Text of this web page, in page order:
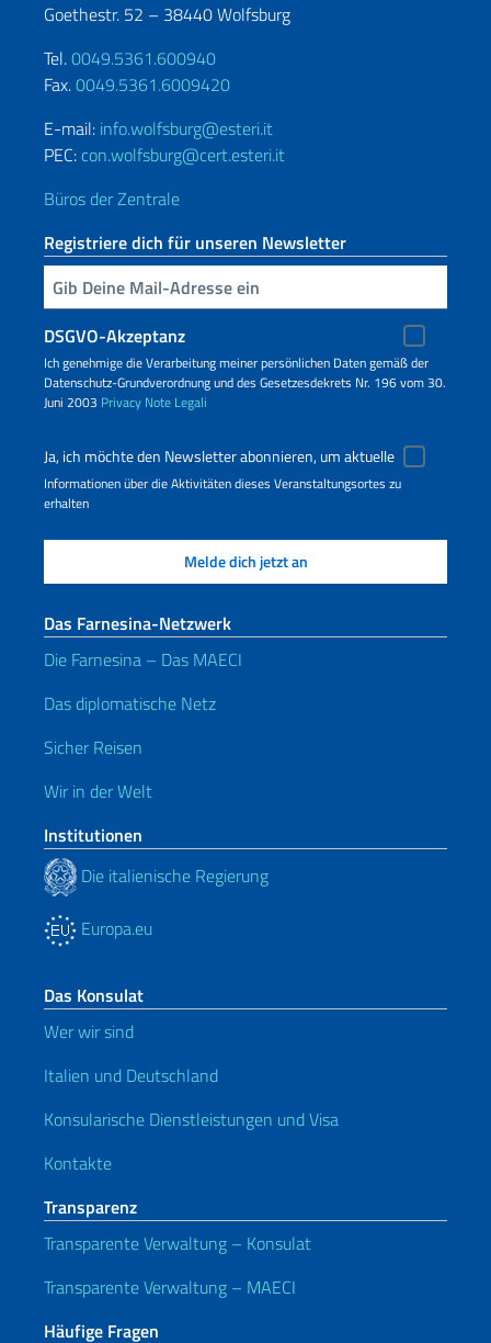
Goethestr. 52 – 38440 Wolfsburg
Tel.0049.5361.600940
Fax.0049.5361.6009420
E-mail: info.wolfsburg@esteri.it
PEC: con.wolfsburg@cert.esteri.it
Büros der Zentrale
Registriere dich für unseren Newsletter
Geben Sie Ihre E-Mail ein
DSGVO-Akzeptanz
Ich genehmige die Verarbeitung meiner persönlichen Daten gemäß der
Datenschutz-Grundverordnung und des Gesetzesdekrets Nr. 196 vom 30.
Juni 2003 Privacy Note Legali
Ja, ich möchte den Newsletter abonnieren, um aktuelle
Informationen über die Aktivitäten dieses Veranstaltungsortes zu
erhalten
Das Farnesina-Netzwerk
Die Farnesina – Das MAECI
Das diplomatische Netz
Sicher Reisen
Wir in der Welt
Institutionen
Die italienische Regierung
Europa.eu
Das Konsulat
Wer wir sind
Italien und Deutschland
Konsularische Dienstleistungen und Visa
Kontakte
Transparenz
Transparente Verwaltung – Konsulat
Transparente Verwaltung – MAECI
Häufige Fragen